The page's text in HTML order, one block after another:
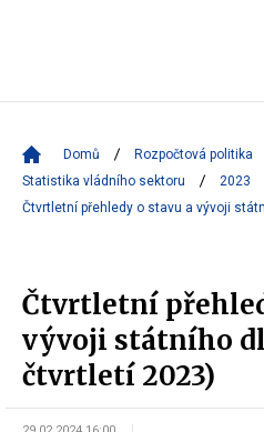
Domů Rozpočtová politika
Statistika vládního sektoru
2023
Čtvrtletní přehledy o stavu a vývoji
Čtvrtletní
vývoji státního
čtvrtletí 2023)